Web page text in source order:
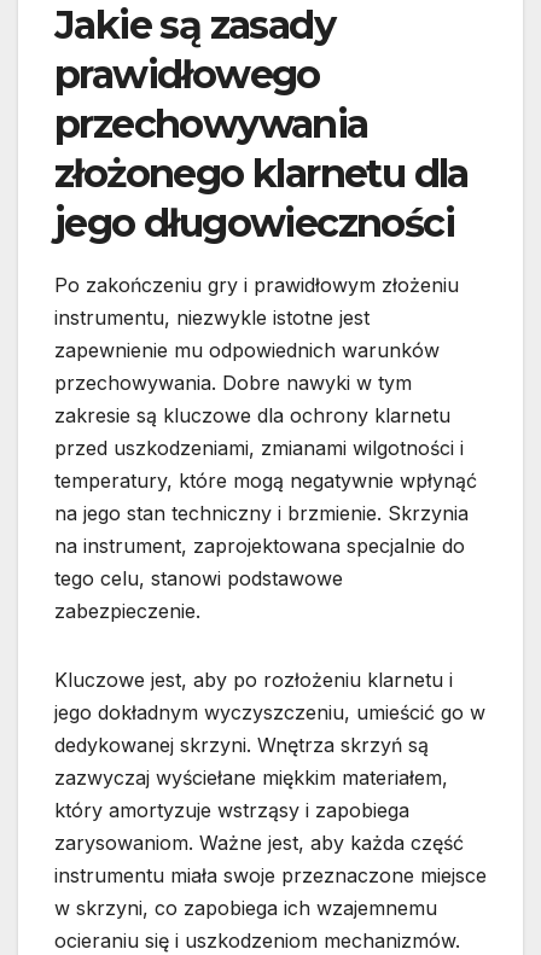
Jakie są zasady
prawidłowego
przechowywania
złożonego klarnetu dla
jego długowieczności
Po zakończeniu gry i prawidłowym złożeniu
instrumentu, niezwykle istotne jest
zapewnienie mu odpowiednich warunków
przechowywania. Dobre nawyki w tym
zakresie są kluczowe dla ochrony klarnetu
przed uszkodzeniami, zmianami wilgotności i
temperatury, które mogą negatywnie wpłynąć
na jego stan techniczny i brzmienie. Skrzynia
na instrument, zaprojektowana specjalnie do
tego celu, stanowi podstawowe
zabezpieczenie.
Kluczowe jest, aby po rozłożeniu klarnetu i
jego dokładnym wyczyszczeniu, umieścić go w
dedykowanej skrzyni. Wnętrza skrzyń są
zazwyczaj wyściełane miękkim materiałem,
który amortyzuje wstrząsy i zapobiega
zarysowaniom. Ważne jest, aby każda część
instrumentu miała swoje przeznaczone miejsce
w skrzyni, co zapobiega ich wzajemnemu
ocieraniu się i uszkodzeniom mechanizmów.